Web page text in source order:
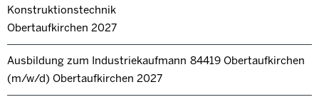
Konstruktionstechnik
Obertaufkirchen 2027
Ausbildung zum Industriekaufmann
(m/w/d) Obertaufkirchen 2027
84419 Obertaufkirchen